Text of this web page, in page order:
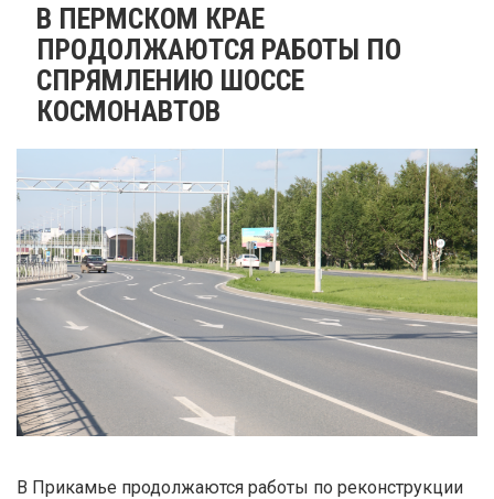
В ПЕРМСКОМ КРАЕ
ПРОДОЛЖАЮТСЯ РАБОТЫ ПО
СПРЯМЛЕНИЮ ШОССЕ
КОСМОНАВТОВ
В Прикамье продолжаются работы по реконструкции